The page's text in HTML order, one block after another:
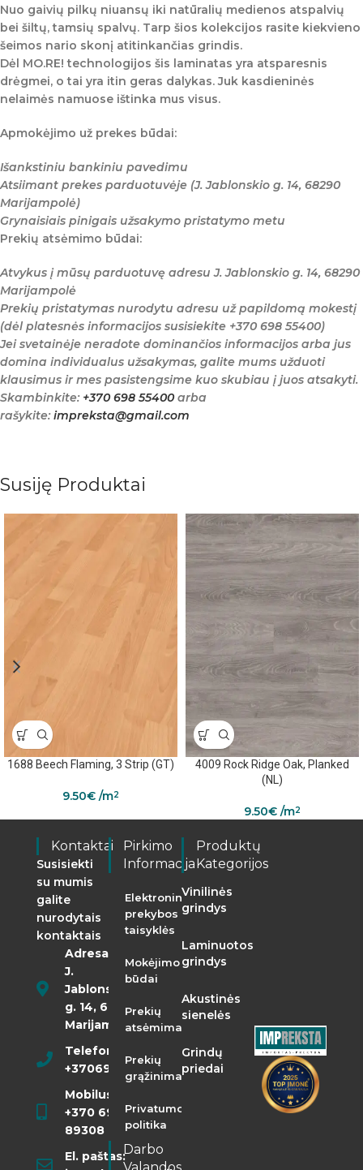
Nuo gaivių pilkų niuansų iki natūralių medienos atspalvių
bei šiltų, tamsių spalvų. Tarp šios kolekcijos rasite kiekvieno
šeimos nario skonį atitinkančias grindis.
Dėl MO.RE! technologijos šis laminatas yra atsparesnis
drėgmei, o tai yra itin geras dalykas. Juk kasdieninės
nelaimės namuose ištinka mus visus.
Apmokėjimo už prekes būdai:
Išankstiniu bankiniu pavedimu
Atsiimant prekes parduotuvėje (J. Jablonskio g. 14, 68290
Marijampolė)
Grynaisiais pinigais užsakymo pristatymo metu
Prekių atsėmimo būdai:
Atvykus į mūsų parduotuvę adresu J. Jablonskio g. 14, 68290
Marijampolė
Prekių pristatymas nurodytu adresu už papildomą mokestį
(dėl platesnės informacijos susisiekite +370 698 55400)
Jei svetainėje neradote dominančios informacijos arba jus
domina individualus užsakymas, galite mums užduoti
klausimus ir mes pasistengsime kuo skubiau į juos atsakyti.
Skambinkite: +370 698 55400arba
rašykite:impreksta@gmail.com
Susiję Produktai
1688 Beech Flaming, 3 Strip (GT)
9.50€ /m2
4009 Rock Ridge Oak, Planked
(NL)
9.50€ /m2
Kontaktai
Susisiekti
su mumis
galite
nurodytais
kontaktais
Adresas:
J.
Jablonskio
g. 14, 68290
Marijampolė
Telefonas:
+37069855400
Mobilusis:
+370 698
89308
El. paštas:
Pirkimo
Informacija
Elektroninės
prekybos
taisyklės
Mokėjimo
būdai
Prekių
atsėmimas
Prekių
grąžinimas
Privatumo
politika
Darbo
Produktų
Kategorijos
Vinilinės
grindys
Laminuotos
grindys
Akustinės
sienelės
Grindų
priedai